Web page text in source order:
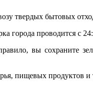
твердых бытовых
города проводится с
вы сохраните
пищевых продуктов и